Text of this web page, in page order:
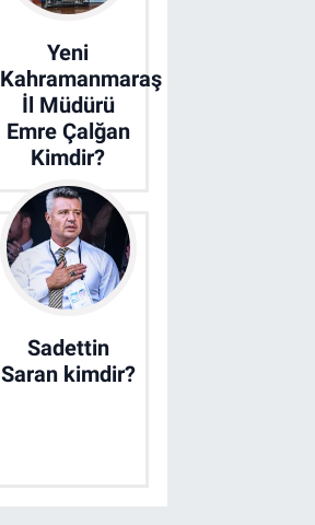
Yeni
Kahramanmaraş
İl Müdürü
Emre Çalğan
Kimdir?
Sadettin
Saran kimdir?